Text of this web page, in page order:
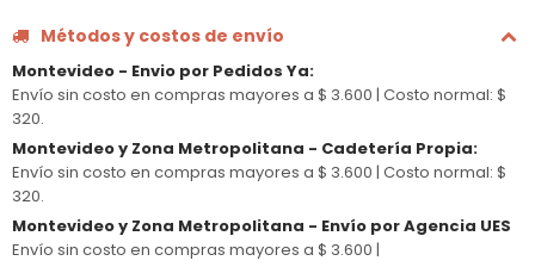
Métodos y costos de envío
Montevideo - Envio por Pedidos Ya:
Envío sin costo en compras mayores a $ 3.600 | Costo normal: $
320.
Montevideo y Zona Metropolitana - Cadetería Propia:
Envío sin costo en compras mayores a $ 3.600 | Costo normal: $
320.
Montevideo y Zona Metropolitana - Envío por Agencia UES
Envío sin costo en compras mayores a $ 3.600 |